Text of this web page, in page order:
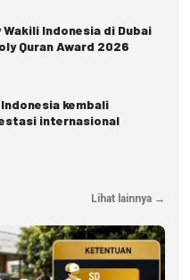
Wakili Indonesia di Dubai
Quran Award 2026
kembali
internasional
Lihat lainnya →